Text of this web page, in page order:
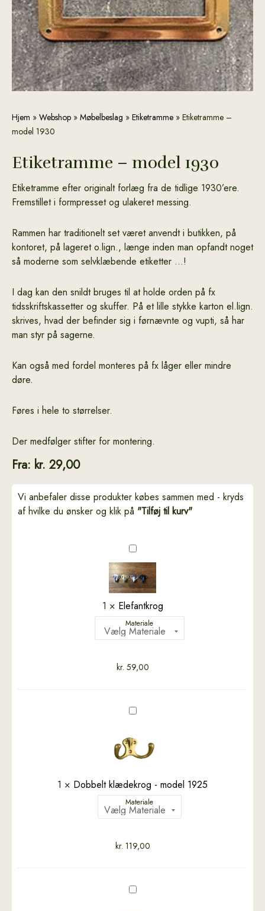
Hjem » Webshop » Møbelbeslag » Etiketramme » Etiketramme –
model 1930
Etiketramme – model 1930
Etiketramme efter originalt forlæg fra de tidlige 1930’ere.
Fremstillet i formpresset og ulakeret messing.
Rammen har traditionelt set været anvendt i butikken, på
kontoret, på lageret o.lign., længe inden man opfandt noget
så moderne som selvklæbende etiketter …!
I dag kan den snildt bruges til at holde orden på fx
tidsskriftskassetter og skuffer. På et lille stykke karton el.lign.
skrives, hvad der befinder sig i førnævnte og vupti, så har
man styr på sagerne.
Kan også med fordel monteres på fx låger eller mindre
døre.
Føres i hele to størrelser.
Der medfølger stifter for montering.
Fra: kr. 29,00
Vi anbefaler disse produkter købes sammen med - kryds
af hvilke du ønsker og klik på "Tilføj til kurv"
Elefantkrog
1 × Elefantkrog
Materiale
kr. 59,00
Dobbelt
-
model
1 × Dobbelt klædekrog - model 1925
Materiale
kr. 119,00
Kantet
Etiketramme
-
1930